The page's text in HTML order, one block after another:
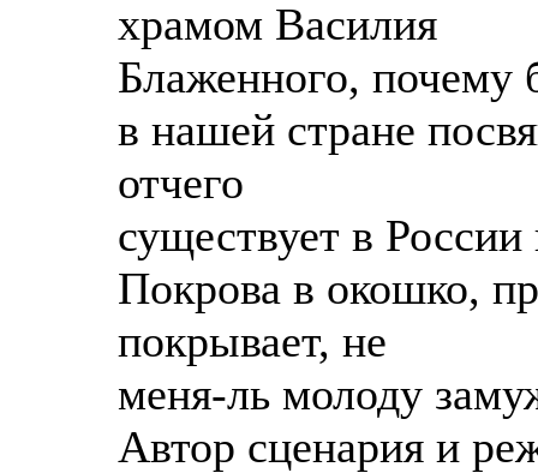
храмом Василия
Блаженного,
в нашей стране
отчего
существует в
Покрова в окошко,
покрывает, не
меня-ль молоду
Автор сценария и